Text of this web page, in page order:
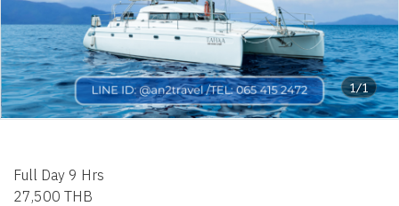
1/1
Full Day 9 Hrs
27,500 THB